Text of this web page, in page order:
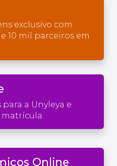
exclusivo com
10 mil parceiros em
a Unyleya e
matrícula.
Online